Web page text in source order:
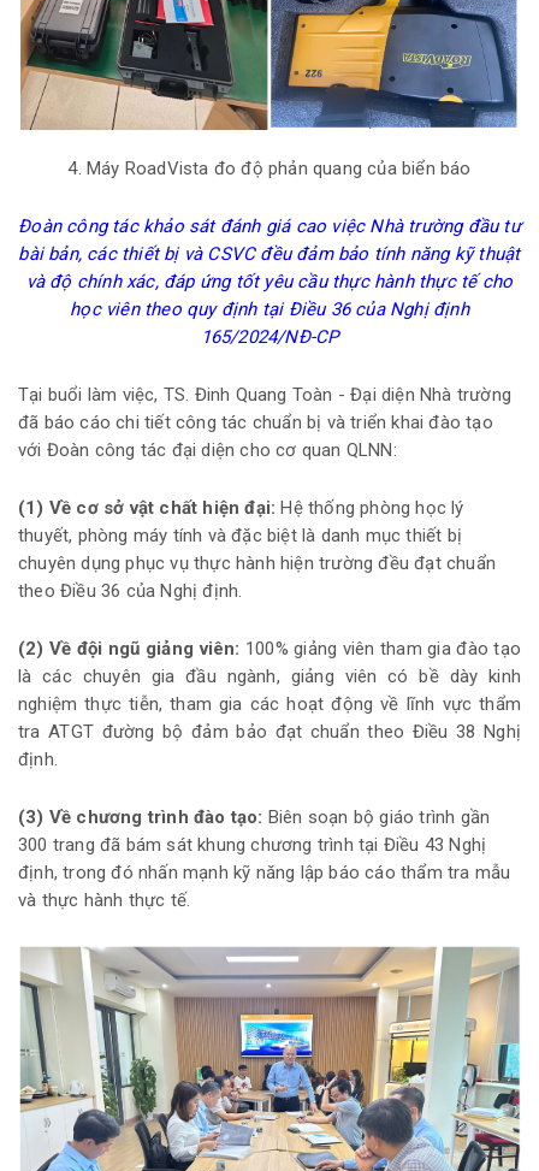
4. Máy RoadVista đo độ phản quang của biển báo
Đoàn công tác khảo sát đánh giá cao việc Nhà trường đầu tư
bài bản, các thiết bị và CSVC đều đảm bảo tính năng kỹ thuật
và độ chính xác, đáp ứng tốt yêu cầu thực hành thực tế cho
học viên theo quy định tại Điều 36 của Nghị định
165/2024/NĐ-CP
Tại buổi làm việc, TS. Đinh Quang Toàn - Đại diện Nhà trường
đã báo cáo chi tiết công tác chuẩn bị và triển khai đào tạo
với Đoàn công tác đại diện cho cơ quan QLNN:
(1) Về cơ sở vật chất hiện đại: Hệ thống phòng học lý
thuyết, phòng máy tính và đặc biệt là danh mục thiết bị
chuyên dụng phục vụ thực hành hiện trường đều đạt chuẩn
theo Điều 36 của Nghị định.
(2) Về đội ngũ giảng viên: 100% giảng viên tham gia đào tạo
là các chuyên gia đầu ngành, giảng viên có bề dày kinh
nghiệm thực tiễn, tham gia các hoạt động về lĩnh vực thẩm
tra ATGT đường bộ đảm bảo đạt chuẩn theo Điều 38 Nghị
định.
(3) Về chương trình đào tạo: Biên soạn bộ giáo trình gần
300 trang đã bám sát khung chương trình tại Điều 43 Nghị
định, trong đó nhấn mạnh kỹ năng lập báo cáo thẩm tra mẫu
và thực hành thực tế.